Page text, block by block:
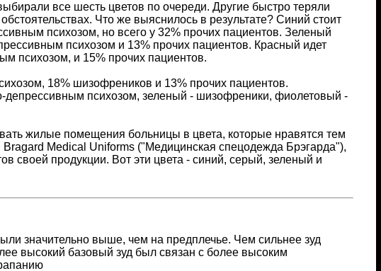
все шесть цветов по очереди. Другие быстро теряли
Что же выяснилось в результате? Синий стоит
психозом, но всего у 32% прочих пациентов. Зеленый
психозом и 13% прочих пациентов. Красный идет
психозом, и 15% прочих пациентов.
18% шизофреников и 13% прочих пациентов.
психозом, зеленый - шизофреники, фиолетовый -
жилые помещения больницы в цвета, которые нравятся тем
Medical Uniforms ("Медицинская спецодежда Брэгарда"),
своей продукции. Вот эти цвета - синий, серый, зеленый и
значительно выше, чем на предплечье. Чем сильнее зуд
высокий базовый зуд был связан с более высоким